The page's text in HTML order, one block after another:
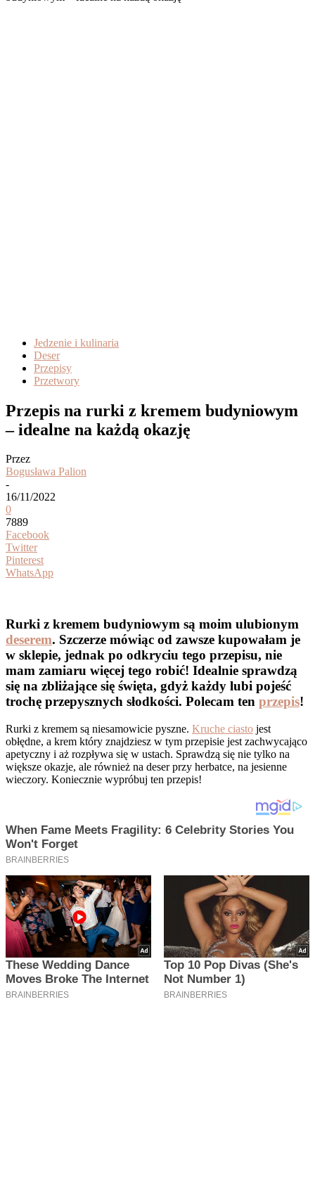
Jedzenie i kulinaria
Deser
Przepisy
Przetwory
Przepis na rurki z kremem budyniowym
– idealne na każdą okazję
Przez
Bogusława Palion
-
16/11/2022
0
7889
Facebook
Twitter
Pinterest
WhatsApp
Rurki z kremem budyniowym są moim ulubionym
deserem. Szczerze mówiąc od zawsze kupowałam je
w sklepie, jednak po odkryciu tego przepisu, nie
mam zamiaru więcej tego robić! Idealnie sprawdzą
się na zbliżające się święta, gdyż każdy lubi pojeść
trochę przepysznych słodkości. Polecam ten przepis!
Rurki z kremem są niesamowicie pyszne. Kruche ciasto jest
obłędne, a krem który znajdziesz w tym przepisie jest zachwycająco
apetyczny i aż rozpływa się w ustach. Sprawdzą się nie tylko na
większe okazje, ale również na deser przy herbatce, na jesienne
wieczory. Koniecznie wypróbuj ten przepis!